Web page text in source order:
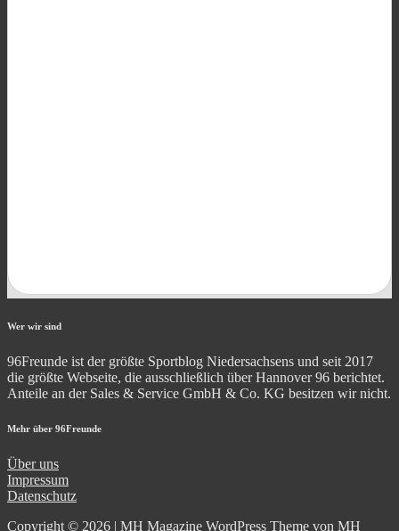
Wer wir sind
96Freunde ist der größte Sportblog Niedersachsens und seit 2017
die größte Webseite, die ausschließlich über Hannover 96 berichtet.
Anteile an der Sales & Service GmbH & Co. KG besitzen wir nicht.
Mehr über 96Freunde
Über uns
Impressum
Datenschutz
Copyright © 2026 | MH Magazine WordPress Theme von MH